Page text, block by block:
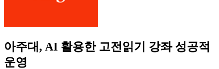
아주대, AI 활용한 고전읽기 강좌 성공적
운영